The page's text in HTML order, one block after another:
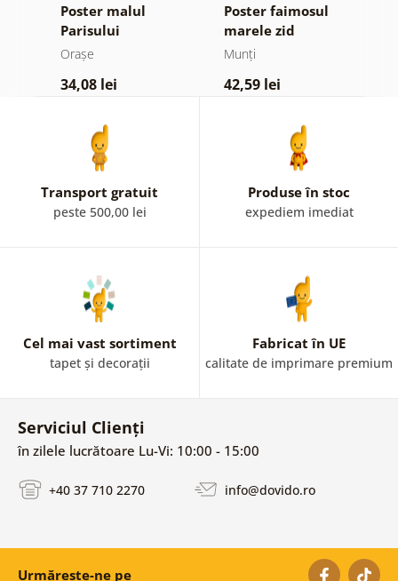
Poster malul
Parisului
Orașe
34,08 lei
Poster faimosul
marele zid
Chinezesc
Munți
42,59 lei
Transport gratuit
peste 500,00 lei
Produse în stoc
expediem imediat
Cel mai vast sortiment
tapet și decorații
Fabricat în UE
calitate de imprimare premium
Serviciul Clienți
în zilele lucrătoare Lu-Vi: 10:00 - 15:00
+40 37 710 2270 info@dovido.ro
Urmărește-ne pe